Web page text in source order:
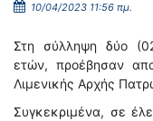
10/04/2023 11:56 πμ.
Στη σύλληψη δύο
ετών, προέβησαν
Λιμενικής Αρχής
Συγκεκριμένα, σε